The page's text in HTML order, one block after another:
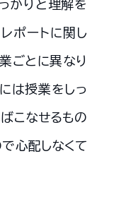
かりと理解を
ポートに関し
ごとに異なり
は授業をしっ
こなせるもの
心配しなくて